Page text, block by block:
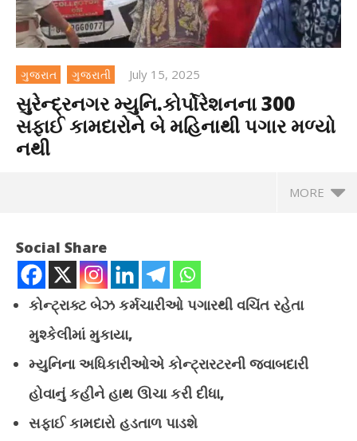
ગુજરાત ગુજરાતી July 15, 2025
સુરેન્દ્રનગર મ્યુનિ.કોર્પોરેશનના 300
સફાઈ કામદારોને બે મહિનાથી પગાર મળ્યો
નથી
MORE
NOW VIEWING
Social Share
કોન્ટ્રાક્ટ બેઝ કર્મચારીઓ પગારથી વચિંત રહેતા
મુશ્કેલીમાં મુકાયા,
મ્યુનિના અધિકારીઓએ કોન્ટ્રારટરની જવાબદારી
હોવાનું કહીને હાથ ઊચા કરી દીધા,
સફાઈ કામદારો હડતાળ પાડશે